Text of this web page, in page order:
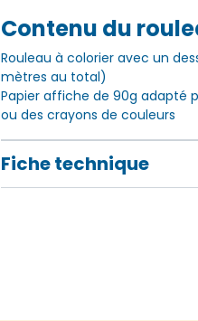
Contenu du
Rouleau à colorier avec un
mètres au total)
Papier affiche de 90g adapté
ou des crayons de couleurs
Fiche technique